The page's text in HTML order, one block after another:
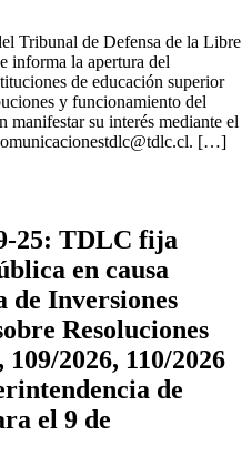
Tribunal de Defensa de la Libre
informa la apertura del
de educación superior
y funcionamiento del
manifestar su interés mediante el
. […]
25: TDLC fija
en causa
de Inversiones
Resoluciones
2026, 110/2026
de
el 9 de